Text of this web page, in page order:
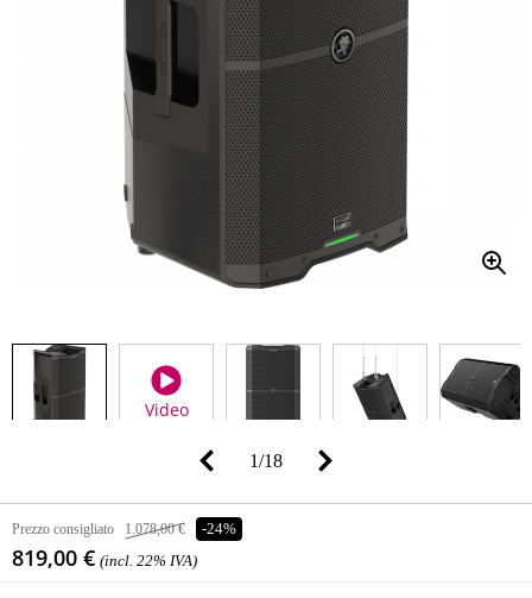
Video
1/18
Prezzo consigliato 1.078,00 € -24%
819,00 € (incl. 22% IVA)